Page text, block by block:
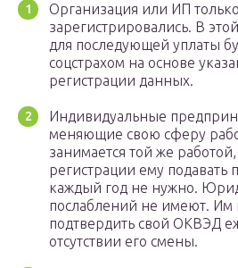
Организация или ИП только
зарегистрировались. В
для последующей уплаты
соцстрахом на основе
регистрации данных.
Индивидуальные
меняющие свою сферу
занимается той же
регистрации ему подавать
каждый год не нужно.
послаблений не имеют. Им
подтвердить свой ОКВЭД
отсутствии его смены.